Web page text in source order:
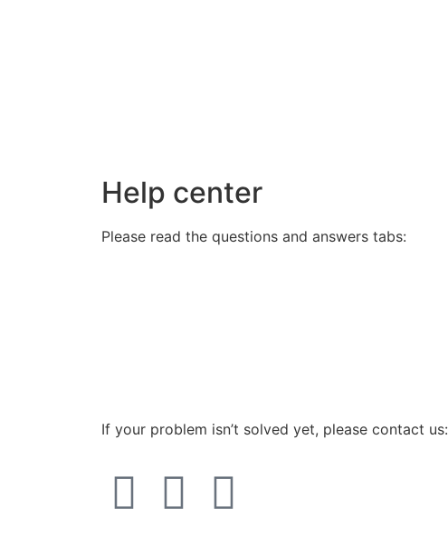
Help center
Please read the questions and answers tabs:
If your problem isn’t solved yet, please contact us: